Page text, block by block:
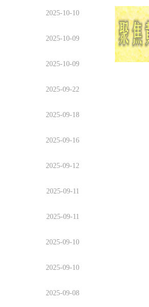
2025-10-10
2025-10-09
2025-10-09
2025-09-22
2025-09-18
2025-09-16
2025-09-12
2025-09-11
2025-09-11
2025-09-10
2025-09-10
2025-09-08